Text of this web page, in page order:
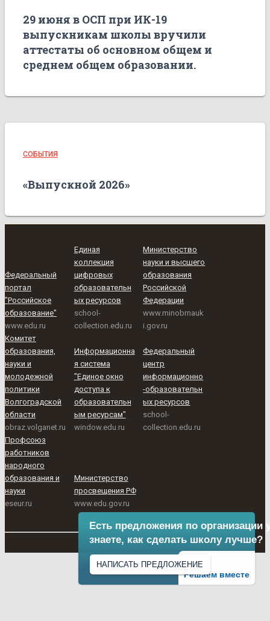
29 июня в ОСП при ИК-19
выпускникам школы вручили
аттестаты об основном общем и
среднем общем образовании.
СОБЫТИЯ
«Выпускной 2026»
Федеральный
портал
"Российское
образование"
www.edu.ru
Единая
коллекция
цифровых
образовательн
ых ресурсов
school-
collection.edu.ru
Министерство
науки и высшего
образования
Российской
Федерации
www.minobrnauk
i.gov.ru
Комитет
образования,
науки и
молодежной
политики
Волгоградской
области
obraz.volganet.ru
Информационна
я система
"Единое окно
доступа к
образовательн
ым ресурсам"
window.edu.ru
Федеральный
центр
информационно
-образовательн
ых ресурсов
school-
collection.edu.ru
Профсоюз
работников
народного
образования и
науки
eseur.ru
Министерство
просвещения РФ
www.edu.gov.ru
Решаем вместе
Есть предложения по организации
знаете, как сделать школу лучше?
НАПИСАТЬ ПРЕДЛОЖЕНИЕ